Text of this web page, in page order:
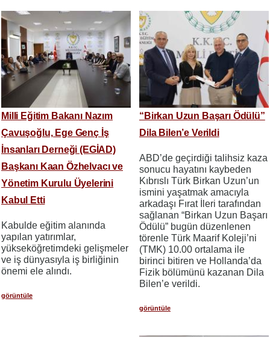
Milli Eğitim Bakanı Nazım
Çavuşoğlu, Ege Genç İş
İnsanları Derneği (EGİAD)
Başkanı Kaan Özhelvacı ve
Yönetim Kurulu Üyelerini
Kabul Etti
Kabulde eğitim alanında
yapılan yatırımlar,
yükseköğretimdeki gelişmeler
ve iş dünyasıyla iş birliğinin
önemi ele alındı.
görüntüle
“Birkan Uzun Başarı Ödülü”
Dila Bilen’e Verildi
ABD’de geçirdiği talihsiz kaza
sonucu hayatını kaybeden
Kıbrıslı Türk Birkan Uzun’un
ismini yaşatmak amacıyla
arkadaşı Fırat İleri tarafından
sağlanan “Birkan Uzun Başarı
Ödülü” bugün düzenlenen
törenle Türk Maarif Koleji’ni
(TMK) 10.00 ortalama ile
birinci bitiren ve Hollanda’da
Fizik bölümünü kazanan Dila
Bilen’e verildi.
görüntüle